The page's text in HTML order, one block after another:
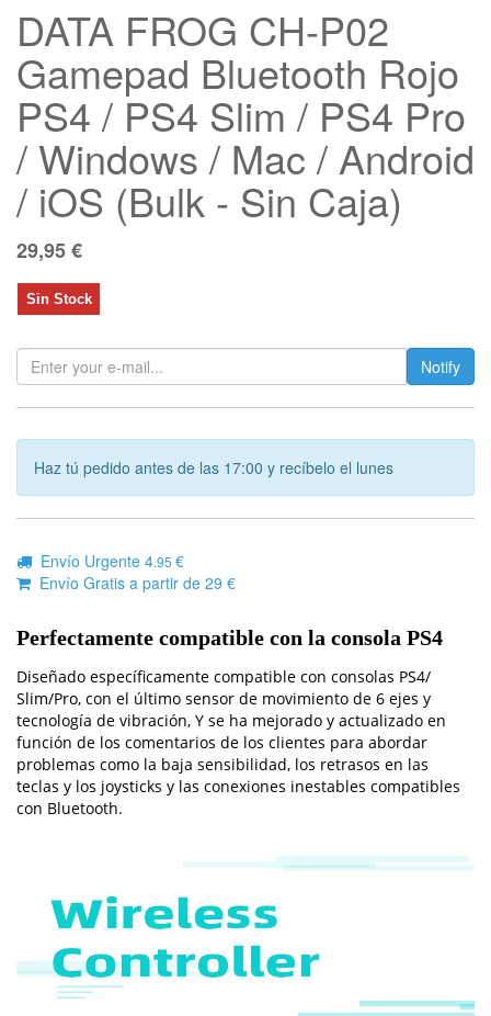
DATA FROG CH-P02
Gamepad Bluetooth Rojo
PS4 / PS4 Slim / PS4 Pro
/ Windows / Mac / Android
/ iOS (Bulk - Sin Caja)
29,95€
Sin Stock
Notify
Haz tú pedido antes de las 17:00 y recíbelo el lunes
Envío Urgente 4.95 €
Envío Gratis a partir de 29 €
Perfectamente compatible con la consola PS4
Diseñado específicamente compatible con consolas PS4/
Slim/Pro, con el último sensor de movimiento de 6 ejes y
tecnología de vibración, Y se ha mejorado y actualizado en
función de los comentarios de los clientes para abordar
problemas como la baja sensibilidad, los retrasos en las
teclas y los joysticks y las conexiones inestables compatibles
con Bluetooth.